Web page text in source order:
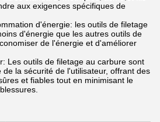
aux exigences spécifiques de
d'énergie: les outils de filetage
d'énergie que les autres outils de
de l'énergie et d'améliorer
Les outils de filetage au carbure sont
la sécurité de l'utilisateur, offrant des
et fiables tout en minimisant le